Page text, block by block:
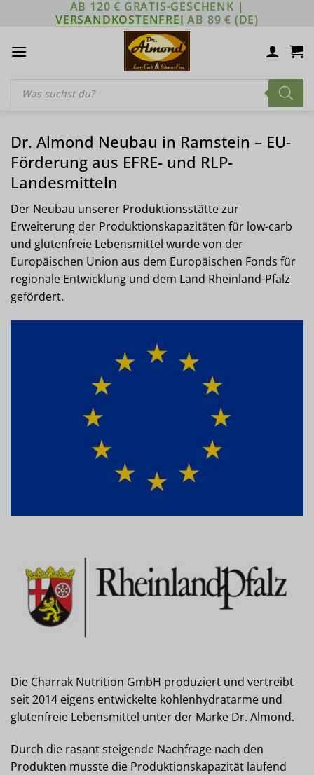
AB 120 € GRATIS-GESCHENK |
VERSANDKOSTENFREI AB 89 € (DE)
Products
search
Dr. Almond Neubau in Ramstein – EU-
Förderung aus EFRE- und RLP-
Landesmitteln
Der Neubau unserer Produktionsstätte zur
Erweiterung der Produktionskapazitäten für low-carb
und glutenfreie Lebensmittel wurde von der
Europäischen Union aus dem Europäischen Fonds für
regionale Entwicklung und dem Land Rheinland-Pfalz
gefördert.
Die Charrak Nutrition GmbH produziert und vertreibt
seit 2014 eigens entwickelte kohlenhydratarme und
glutenfreie Lebensmittel unter der Marke Dr. Almond.
Durch die rasant steigende Nachfrage nach den
Produkten musste die Produktionskapazität laufend